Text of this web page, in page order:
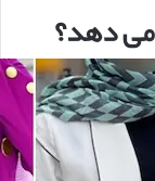
می دهد؟